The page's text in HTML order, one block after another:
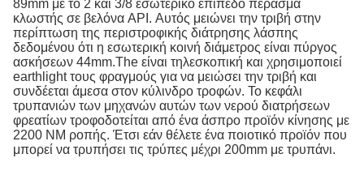
89mm με το 2 και 3/8 εσωτερικό επίπεδο πέρασμα
κλωστής σε βελόνα API. Αυτός μειώνει την τριβή στην
περίπτωση της περιστροφικής διάτρησης λάσπης
δεδομένου ότι η εσωτερική κοινή διάμετρος είναι πύργος
ασκήσεων 44mm.The είναι τηλεσκοπική και χρησιμοποιεί
earthlight τους φραγμούς για να μειώσει την τριβή και
συνδέεται άμεσα στον κύλινδρο τροφών. Το κεφάλι
τρυπανιών των μηχανών αυτών των νερού διατρήσεων
φρεατίων τροφοδοτείται από ένα άσπρο προϊόν κίνησης με
2200 NM ροπής. Έτσι εάν θέλετε ένα ποιοτικό προϊόν που
μπορεί να τρυπήσει τις τρύπες μέχρι 200mm με τρυπάνι.